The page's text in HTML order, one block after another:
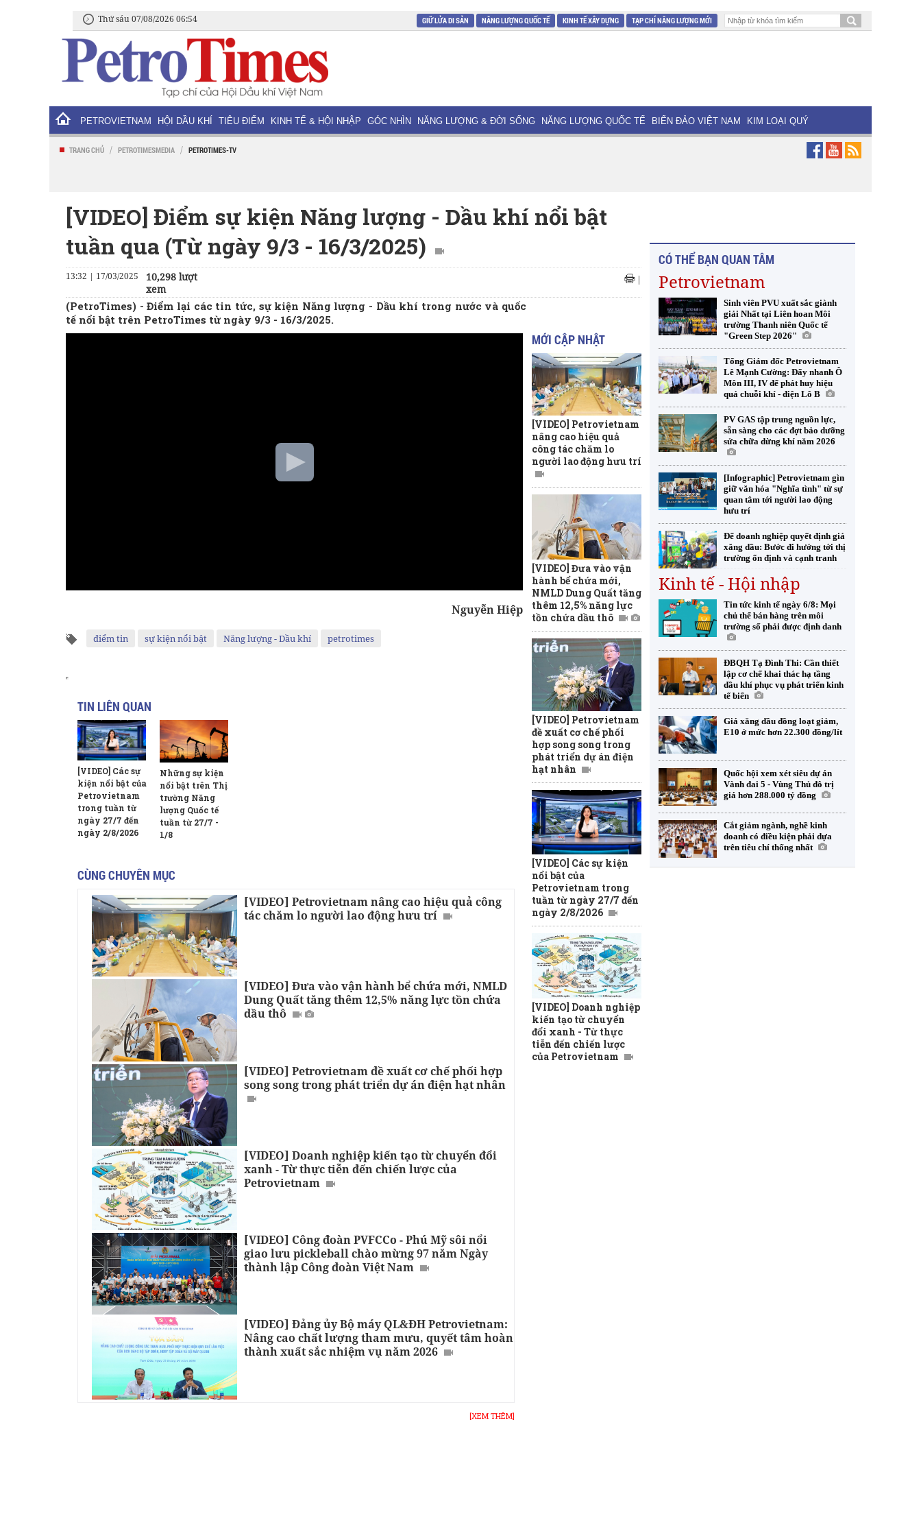
Thứ sáu 07/08/2026 06:54 GIỮ LỬA DI SẢN NĂNG LƯỢNG QUỐC TẾ KINH TẾ XÂY DỰNG TẠP CHÍ NĂNG LƯỢNG MỚI
PETROVIETNAM HỘI DẦU KHÍ TIÊU ĐIỂM KINH TẾ & HỘI NHẬP GÓC NHÌN NĂNG LƯỢNG & ĐỜI SỐNG NĂNG LƯỢNG QUỐC TẾ BIỂN ĐẢO VIỆT NAM KIM LOẠI QUÝ
TRANG CHỦ / PETROTIMESMEDIA / PETROTIMES-TV
[VIDEO] Điểm sự kiện Năng lượng - Dầu khí nổi bật
tuần qua (Từ ngày 9/3 - 16/3/2025)
13:32 | 17/03/2025
10,298 lượt
xem
|
(PetroTimes) -Điểm lại các tin tức, sự kiện Năng lượng - Dầu khí trong nước và quốc
tế nổi bật trên PetroTimes từ ngày 9/3 - 16/3/2025.
Nguyễn Hiệp
điểm tin sự kiện nổi bật Năng lượng - Dầu khí petrotimes
TIN LIÊN QUAN
[VIDEO] Các sự
kiện nổi bật của
Petrovietnam
trong tuần từ
ngày 27/7 đến
ngày 2/8/2026
Những sự kiện
nổi bật trên Thị
trường Năng
lượng Quốc tế
tuần từ 27/7 -
1/8
CÙNG CHUYÊN MỤC
[VIDEO] Petrovietnam nâng cao hiệu quả công
tác chăm lo người lao động hưu trí
[VIDEO] Đưa vào vận hành bể chứa mới, NMLD
Dung Quất tăng thêm 12,5% năng lực tồn chứa
dầu thô
[VIDEO] Petrovietnam đề xuất cơ chế phối hợp
song song trong phát triển dự án điện hạt nhân
[VIDEO] Doanh nghiệp kiến tạo từ chuyển đổi
xanh - Từ thực tiễn đến chiến lược của
Petrovietnam
[VIDEO] Công đoàn PVFCCo - Phú Mỹ sôi nổi
giao lưu pickleball chào mừng 97 năm Ngày
thành lập Công đoàn Việt Nam
[VIDEO] Đảng ủy Bộ máy QL&ĐH Petrovietnam:
Nâng cao chất lượng tham mưu, quyết tâm hoàn
thành xuất sắc nhiệm vụ năm 2026
[XEM THÊM]
MỚI CẬP NHẬT
[VIDEO] Petrovietnam
nâng cao hiệu quả
công tác chăm lo
người lao động hưu trí
[VIDEO] Đưa vào vận
hành bể chứa mới,
NMLD Dung Quất tăng
thêm 12,5% năng lực
tồn chứa dầu thô
[VIDEO] Petrovietnam
đề xuất cơ chế phối
hợp song song trong
phát triển dự án điện
hạt nhân
[VIDEO] Các sự kiện
nổi bật của
Petrovietnam trong
tuần từ ngày 27/7 đến
ngày 2/8/2026
[VIDEO] Doanh nghiệp
kiến tạo từ chuyển
đổi xanh - Từ thực
tiễn đến chiến lược
của Petrovietnam
CÓ THỂ BẠN QUAN TÂM
Petrovietnam
Sinh viên PVU xuất sắc giành
giải Nhất tại Liên hoan Môi
trường Thanh niên Quốc tế
"Green Step 2026"
Tổng Giám đốc Petrovietnam
Lê Mạnh Cường: Đẩy nhanh Ô
Môn III, IV để phát huy hiệu
quả chuỗi khí - điện Lô B
PV GAS tập trung nguồn lực,
sẵn sàng cho các đợt bảo dưỡng
sửa chữa dừng khí năm 2026
[Infographic] Petrovietnam gìn
giữ văn hóa "Nghĩa tình" từ sự
quan tâm tới người lao động
hưu trí
Để doanh nghiệp quyết định giá
xăng dầu: Bước đi hướng tới thị
trường ổn định và cạnh tranh
Kinh tế - Hội nhập
Tin tức kinh tế ngày 6/8: Mọi
chủ thể bán hàng trên môi
trường số phải được định danh
ĐBQH Tạ Đình Thi: Cần thiết
lập cơ chế khai thác hạ tầng
dầu khí phục vụ phát triển kinh
tế biển
Giá xăng dầu đồng loạt giảm,
E10 ở mức hơn 22.300 đồng/lít
Quốc hội xem xét siêu dự án
Vành đai 5 - Vùng Thủ đô trị
giá hơn 288.000 tỷ đồng
Cắt giảm ngành, nghề kinh
doanh có điều kiện phải dựa
trên tiêu chí thống nhất